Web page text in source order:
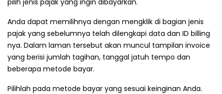
Anda dapat memilihnya dengan mengklik di bagian jenis
pajak yang sebelumnya telah dilengkapi data dan ID billing
nya. Dalam laman tersebut akan muncul tampilan invoice
yang berisi jumlah tagihan, tanggal jatuh tempo dan
beberapa metode bayar.
Pilihlah pada metode bayar yang sesuai keinginan Anda.